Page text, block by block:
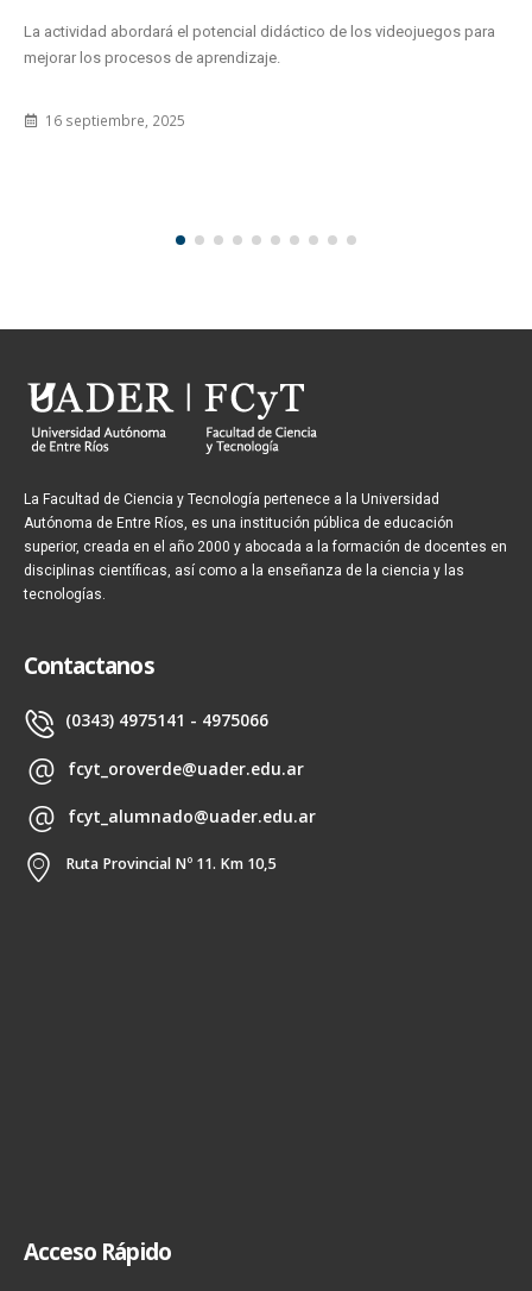
La propuesta se desarrollará del 18 al 24 de agosto en modalidad
virtual sincrónica y está destinada a profesionales y...
24 junio, 2026
La Facultad de Ciencia y Tecnología pertenece a la Universidad
Autónoma de Entre Ríos, es una institución pública de educación
superior, creada en el año 2000 y abocada a la formación de docentes en
disciplinas científicas, así como a la enseñanza de la ciencia y las
tecnologías.
Contactanos
(0343) 4975141 - 4975066
fcyt_oroverde@uader.edu.ar
fcyt_alumnado@uader.edu.ar
Ruta Provincial Nº 11. Km 10,5
Acceso Rápido